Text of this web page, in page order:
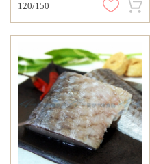
120/150